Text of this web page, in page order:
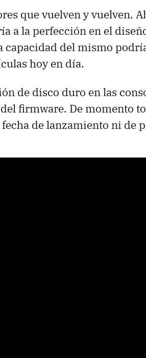
que vuelven y vuelven.
a la perfección en el
capacidad del mismo
hoy en día.
de disco duro en las
firmware. De momento
de lanzamiento ni de